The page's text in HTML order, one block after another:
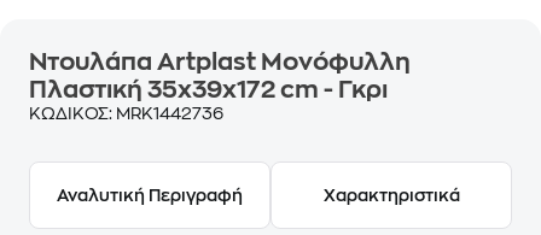
Ντουλάπα Artplast Μονόφυλλη
Πλαστική 35x39x172 cm - Γκρι
ΚΩΔΙΚΟΣ: MRK1442736
Αναλυτική Περιγραφή Χαρακτηριστικά